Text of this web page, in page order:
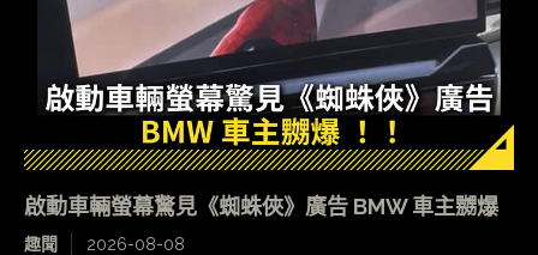
啟動車輛螢幕驚見《蜘蛛俠》廣告 BMW 車主嬲爆
趣聞 2026-08-08